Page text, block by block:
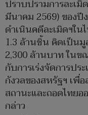
ปราบปรามการละเมิ
มีนาคม 2569) ของ
ดำเนินคดีละเมิดฯใน
1.3 ล้านชิ้น คิดเป็นมู
2,300 ล้านบาท ในข
กับการเร่งจัดการปร
กังวลของสหรัฐฯ เพื่
สถานะและถอดไทย
กล่าว